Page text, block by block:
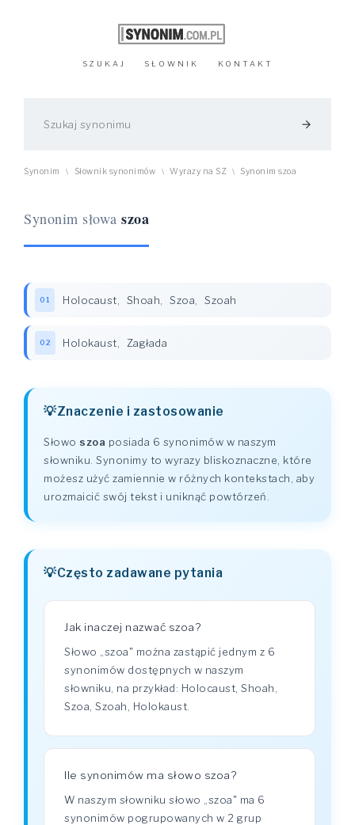
SZUKAJ SŁOWNIK KONTAKT
arrow_forward
Synonim \ Słownik synonimów \ Wyrazy na SZ \ Synonim szoa
Synonim słowa szoa
01 Holocaust Shoah Szoa Szoah
02 Holokaust Zagłada
Znaczenie i zastosowanie
Słowo szoa posiada 6 synonimów w naszym
słowniku. Synonimy to wyrazy bliskoznaczne, które
możesz użyć zamiennie w różnych kontekstach, aby
urozmaicić swój tekst i uniknąć powtórzeń.
Często zadawane pytania
Jak inaczej nazwać szoa?
Słowo „szoa" można zastąpić jednym z 6
synonimów dostępnych w naszym
słowniku, na przykład: Holocaust, Shoah,
Szoa, Szoah, Holokaust.
Ile synonimów ma słowo szoa?
W naszym słowniku słowo „szoa" ma 6
synonimów pogrupowanych w 2 grup